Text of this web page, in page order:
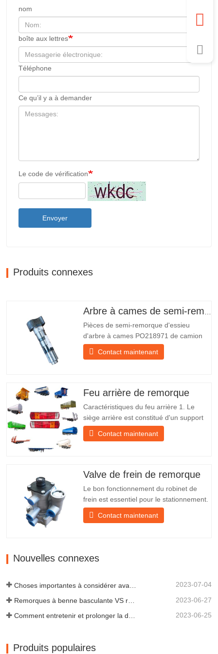
nom
boîte aux lettres
Téléphone
Ce qu’il y a à demander
Le code de vérification
Envoyer
Produits connexes
Arbre à cames de semi-remorque
Pièces de semi-remorque d'essieu
d'arbre à cames PO218971 de camion
chinois à vendre Caractéristiques Produit
Pièces de rechange pour remorque
expédition À propos de nous Chengda
Group est un fabricant chinois de…
Contact maintenant
Feu arrière de remorque
Caractéristiques du feu arrière 1. Le
siège arrière est constitué d'un support
en fer, beaucoup plus résistant que
d'autres matériaux. Des vis et des écrous
l'abat-jour pour mieux protéger l'abat-jour
Contact maintenant
Valve de frein de remorque
Le bon fonctionnement du robinet de
frein est essentiel pour le stationnement.
Il assure un freinage en douceur de la
remorque. Fondée en 2005, Chengda
scientifiques et une équipe…
Contact maintenant
Nouvelles connexes
2023-07-04
2023-06-27
Comment entretenir et prolonger la durée de vie des remorques à benne basculante ? 2023-06-25
Produits populaires